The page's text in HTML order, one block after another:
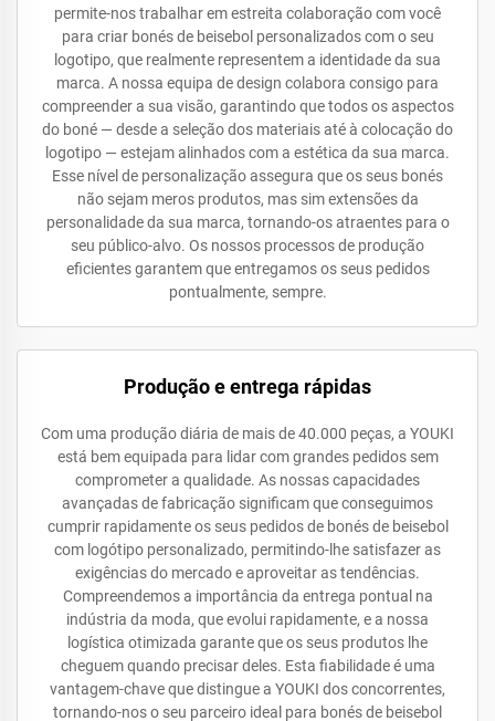
permite-nos trabalhar em estreita colaboração com você
para criar bonés de beisebol personalizados com o seu
logotipo, que realmente representem a identidade da sua
marca. A nossa equipa de design colabora consigo para
compreender a sua visão, garantindo que todos os aspectos
do boné — desde a seleção dos materiais até à colocação do
logotipo — estejam alinhados com a estética da sua marca.
Esse nível de personalização assegura que os seus bonés
não sejam meros produtos, mas sim extensões da
personalidade da sua marca, tornando-os atraentes para o
seu público-alvo. Os nossos processos de produção
eficientes garantem que entregamos os seus pedidos
pontualmente, sempre.
Produção e entrega rápidas
Com uma produção diária de mais de 40.000 peças, a YOUKI
está bem equipada para lidar com grandes pedidos sem
comprometer a qualidade. As nossas capacidades
avançadas de fabricação significam que conseguimos
cumprir rapidamente os seus pedidos de bonés de beisebol
com logótipo personalizado, permitindo-lhe satisfazer as
exigências do mercado e aproveitar as tendências.
Compreendemos a importância da entrega pontual na
indústria da moda, que evolui rapidamente, e a nossa
logística otimizada garante que os seus produtos lhe
cheguem quando precisar deles. Esta fiabilidade é uma
vantagem-chave que distingue a YOUKI dos concorrentes,
tornando-nos o seu parceiro ideal para bonés de beisebol